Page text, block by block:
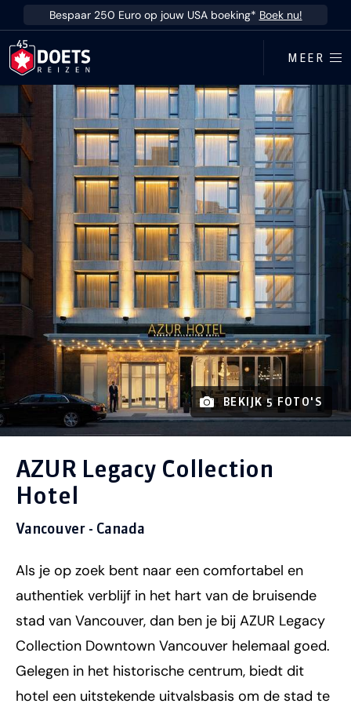
Ga direct naar inhoud
Bespaar 250 Euro op jouw USA boeking* Boek nu!
MEER
BEKIJK 5 FOTO'S
AZUR Legacy Collection
Hotel
Vancouver - Canada
Als je op zoek bent naar een comfortabel en
authentiek verblijf in het hart van de bruisende
stad van Vancouver, dan ben je bij AZUR Legacy
Collection Downtown Vancouver helemaal goed.
Gelegen in het historische centrum, biedt dit
hotel een uitstekende uitvalsbasis om de stad te